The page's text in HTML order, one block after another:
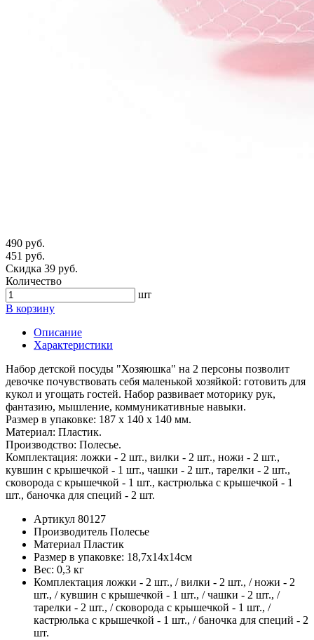
490 руб.
451 руб.
Скидка 39 руб.
Количество
шт
В корзину
Описание
Характеристики
Набор детской посуды "Хозяюшка" на 2 персоны позволит
девочке почувствовать себя маленькой хозяйкой: готовить для
кукол и угощать гостей. Набор развивает моторику рук,
фантазию, мышление, коммуникативные навыки.
Размер в упаковке: 187 х 140 х 140 мм.
Материал: Пластик.
Производство: Полесье.
Комплектация: ложки - 2 шт., вилки - 2 шт., ножи - 2 шт.,
кувшин с крышечкой - 1 шт., чашки - 2 шт., тарелки - 2 шт.,
сковорода с крышечкой - 1 шт., кастрюлька с крышечкой - 1
шт., баночка для специй - 2 шт.
Артикул 80127
Производитель Полесье
Материал Пластик
Размер в упаковке: 18,7х14х14см
Вес: 0,3 кг
Комплектация ложки - 2 шт., / вилки - 2 шт., / ножи - 2
шт., / кувшин с крышечкой - 1 шт., / чашки - 2 шт., /
тарелки - 2 шт., / сковорода с крышечкой - 1 шт., /
кастрюлька с крышечкой - 1 шт., / баночка для специй - 2
шт.